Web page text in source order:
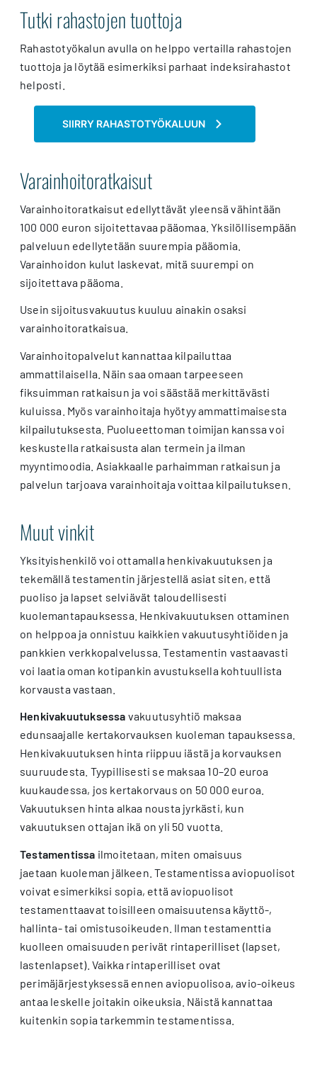
Tutki rahastojen tuottoja
Rahastotyökalun avulla on helppo vertailla rahastojen
tuottoja ja löytää esimerkiksi parhaat indeksirahastot
helposti.
SIIRRY RAHASTOTYÖKALUUN
Varainhoitoratkaisut
Varainhoitoratkaisut edellyttävät yleensä vähintään
100 000 euron sijoitettavaa pääomaa. Yksilöllisempään
palveluun edellytetään suurempia pääomia.
Varainhoidon kulut laskevat, mitä suurempi on
sijoitettava pääoma.
Usein sijoitusvakuutus kuuluu ainakin osaksi
varainhoitoratkaisua.
Varainhoitopalvelut kannattaa kilpailuttaa
ammattilaisella. Näin saa omaan tarpeeseen
fiksuimman ratkaisun ja voi säästää merkittävästi
kuluissa. Myös varainhoitaja hyötyy ammattimaisesta
kilpailutuksesta. Puolueettoman toimijan kanssa voi
keskustella ratkaisusta alan termein ja ilman
myyntimoodia. Asiakkaalle parhaimman ratkaisun ja
palvelun tarjoava varainhoitaja voittaa kilpailutuksen.
Muut vinkit
Yksityishenkilö voi ottamalla henkivakuutuksen ja
tekemällä testamentin järjestellä asiat siten, että
puoliso ja lapset selviävät taloudellisesti
kuolemantapauksessa. Henkivakuutuksen ottaminen
on helppoa ja onnistuu kaikkien vakuutusyhtiöiden ja
pankkien verkkopalvelussa. Testamentin vastaavasti
voi laatia oman kotipankin avustuksella kohtuullista
korvausta vastaan.
Henkivakuutuksessa vakuutusyhtiö maksaa
edunsaajalle kertakorvauksen kuoleman tapauksessa.
Henkivakuutuksen hinta riippuu iästä ja korvauksen
suuruudesta. Tyypillisesti se maksaa 10–20 euroa
kuukaudessa, jos kertakorvaus on 50 000 euroa.
Vakuutuksen hinta alkaa nousta jyrkästi, kun
vakuutuksen ottajan ikä on yli 50 vuotta.
Testamentissa ilmoitetaan, miten omaisuus
jaetaan kuoleman jälkeen. Testamentissa aviopuolisot
voivat esimerkiksi sopia, että aviopuolisot
testamenttaavat toisilleen omaisuutensa käyttö-,
hallinta- tai omistusoikeuden. Ilman testamenttia
kuolleen omaisuuden perivät rintaperilliset (lapset,
lastenlapset). Vaikka rintaperilliset ovat
perimäjärjestyksessä ennen aviopuolisoa, avio-oikeus
antaa leskelle joitakin oikeuksia. Näistä kannattaa
kuitenkin sopia tarkemmin testamentissa.